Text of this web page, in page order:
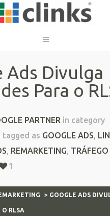
Ads Divulga
Para o
PARTNER in category
tagged as GOOGLE ADS,
, REMARKETING,
1
> GOOGLE ADS
O RLSA